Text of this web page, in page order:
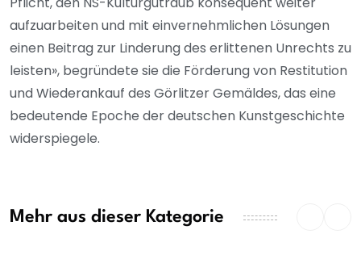
aufzuarbeiten und mit einvernehmlichen Lösungen
einen Beitrag zur Linderung des erlittenen Unrechts zu
leisten», begründete sie die Förderung von Restitution
und Wiederankauf des Görlitzer Gemäldes, das eine
bedeutende Epoche der deutschen Kunstgeschichte
widerspiegele.
Mehr aus dieser Kategorie